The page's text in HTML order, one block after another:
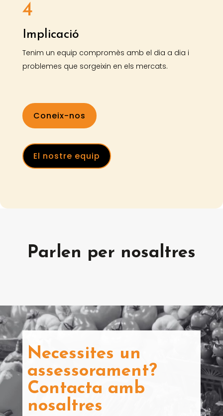
4
Implicació
Tenim un equip compromès amb el dia a dia i
problemes que sorgeixin en els mercats.
Coneix-nos
El nostre equip
Parlen per nosaltres
Necessites un
assessorament?
Contacta amb
nosaltres